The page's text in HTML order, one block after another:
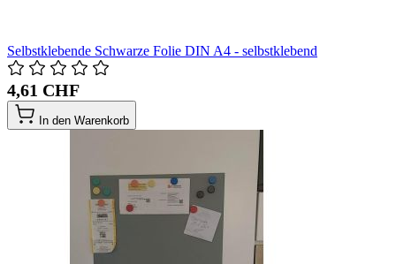
Selbstklebende Schwarze Folie DIN A4 - selbstklebend
4,61 CHF
In den Warenkorb